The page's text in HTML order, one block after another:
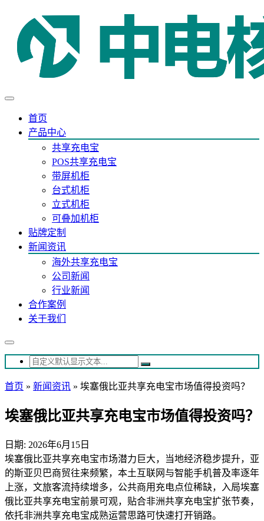
首页
产品中心
共享充电宝
POS共享充电宝
带屏机柜
台式机柜
立式机柜
可叠加机柜
贴牌定制
新闻资讯
海外共享充电宝
公司新闻
行业新闻
合作案例
关于我们
首页 » 新闻资讯 » 埃塞俄比亚共享充电宝市场值得投资吗？
埃塞俄比亚共享充电宝市场值得投资吗？
日期: 2026年6月15日
埃塞俄比亚共享充电宝市场潜力巨大，当地经济稳步提升，亚
的斯亚贝巴商贸往来频繁，本土互联网与智能手机普及率逐年
上涨，文旅客流持续增多，公共商用充电点位稀缺，入局埃塞
俄比亚共享充电宝前景可观，贴合非洲共享充电宝扩张节奏，
依托非洲共享充电宝成熟运营思路可快速打开销路。